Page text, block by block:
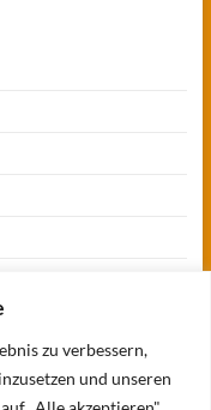
zu verbessern,
und unseren